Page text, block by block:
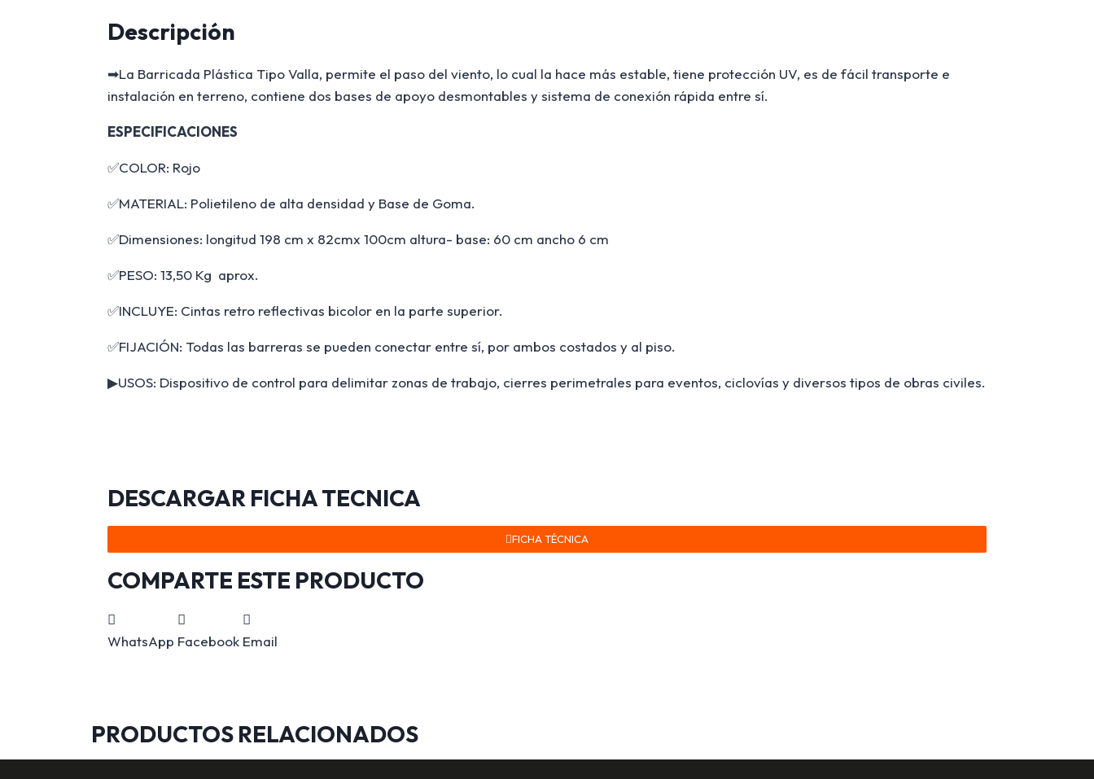
Descripción
➡La Barricada Plástica Tipo Valla, permite el paso del viento, lo cual la hace más estable, tiene protección UV, es de fácil transporte e
instalación en terreno, contiene dos bases de apoyo desmontables y sistema de conexión rápida entre sí.
ESPECIFICACIONES
✅COLOR: Rojo
✅MATERIAL: Polietileno de alta densidad y Base de Goma.
✅Dimensiones: longitud 198 cm x 82cmx 100cm altura- base: 60 cm ancho 6 cm
✅PESO: 13,50 Kg aprox.
✅INCLUYE: Cintas retro reflectivas bicolor en la parte superior.
✅FIJACIÓN: Todas las barreras se pueden conectar entre sí, por ambos costados y al piso.
▶USOS: Dispositivo de control para delimitar zonas de trabajo, cierres perimetrales para eventos, ciclovías y diversos tipos de obras civiles.
DESCARGAR FICHA TECNICA
FICHA TÉCNICA
COMPARTE ESTE PRODUCTO
WhatsApp Facebook Email
PRODUCTOS RELACIONADOS